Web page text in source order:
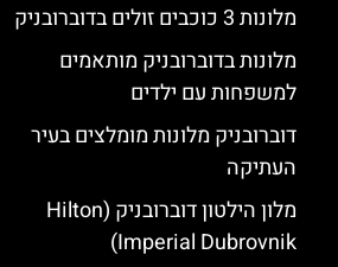
מלונות 3 כוכבים זולים בדוברובניק
מלונות בדוברובניק מותאמים
למשפחות עם ילדים
דוברובניק מלונות מומלצים בעיר
העתיקה
מלון הילטון דוברובניק (Hilton
Imperial Dubrovnik)